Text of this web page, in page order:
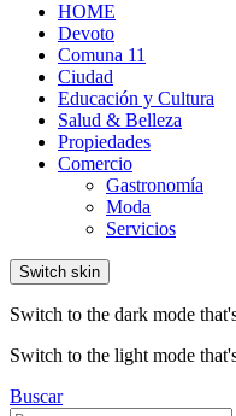
HOME
Devoto
Comuna 11
Ciudad
Educación y Cultura
Salud & Belleza
Propiedades
Comercio
Gastronomía
Moda
Servicios
Switch skin
Switch to the dark mode
Switch to the light mode
Buscar